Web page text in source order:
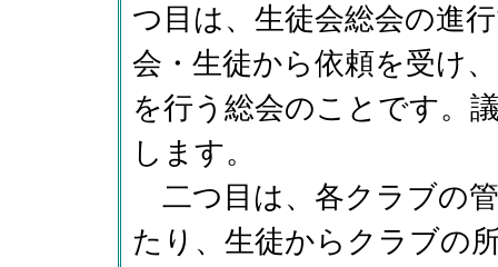
つ目は、生徒会総会の進
会・生徒から依頼を受け
を行う総会のことです。
します。
二つ目は、各クラブの
たり、生徒からクラブの